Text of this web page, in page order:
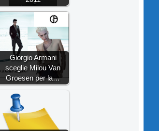
Giorgio Armani
sceglie Milou Van
Groesen per la…